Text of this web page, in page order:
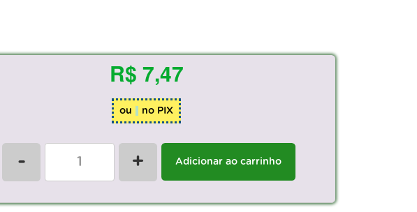
R$ 7,47
ou no PIX
- + Adicionar ao carrinho